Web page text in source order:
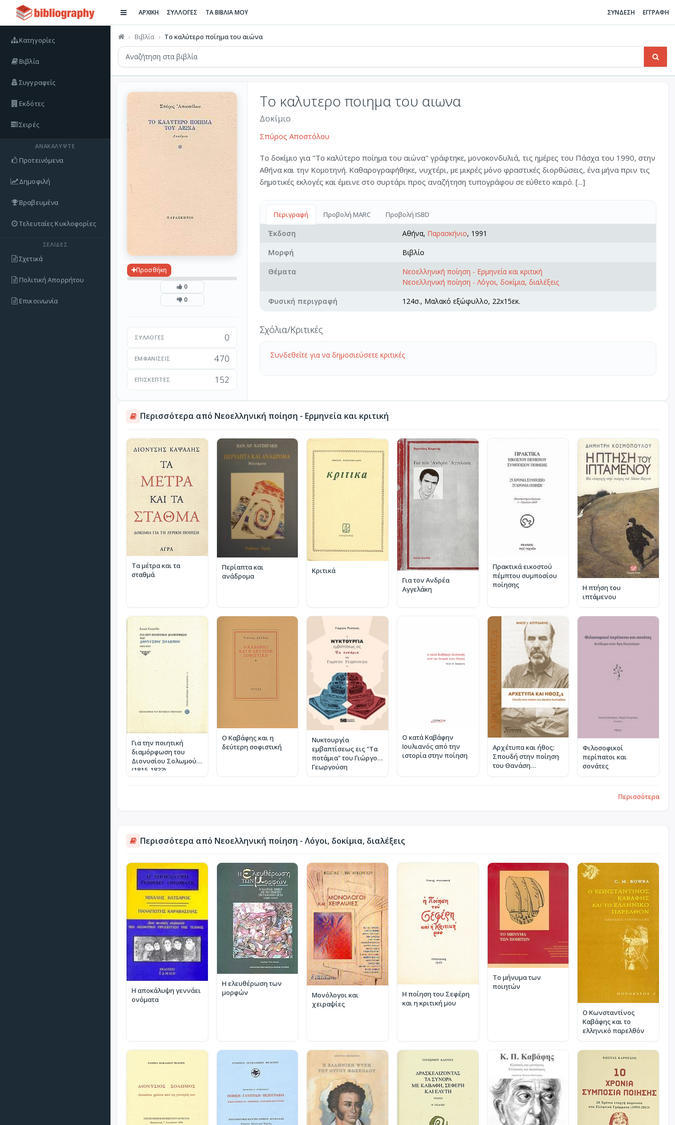
Κατηγορίες
Βιβλία
Συγγραφείς
Εκδότες
Σειρές
ΑΝΑΚΑΛΎΨΤΕ
Προτεινόμενα
Δημοφιλή
Βραβευμένα
Τελευταίες Κυκλοφορίες
ΣΕΛΊΔΕΣ
Σχετικά
Πολιτική Απορρήτου
Επικοινωνία
ΑΡΧΙΚΗ ΣΥΛΛΟΓΕΣ ΤΑ ΒΙΒΛΙΑ ΜΟΥ ΣΥΝΔΕΣΗ ΕΓΓΡΑΦΗ
Βιβλία Το καλύτερο ποίημα του αιώνα
Προσθήκη
0
0
ΣΥΛΛΟΓΈΣ 0
ΕΜΦΑΝΊΣΕΙΣ 470
ΕΠΙΣΚΈΠΤΕΣ 152
Το καλυτερο ποιημα του αιωνα
Δοκίμιο
Σπύρος Αποστόλου
Το δοκίμιο για "Το καλύτερο ποίημα του αιώνα" γράφτηκε, μονοκονδυλιά, τις ημέρες του Πάσχα του 1990, στην
Αθήνα και την Κομοτηνή. Καθαρογραφήθηκε, νυχτέρι, με μικρές μόνο φραστικές διορθώσεις, ένα μήνα πριν τις
δημοτικές εκλογές και έμεινε στο συρτάρι προς αναζήτηση τυπογράφου σε εύθετο καιρό. [...]
Περιγραφή Προβολή MARC Προβολή ISBD
Έκδοση Αθήνα, Παρασκήνιο, 1991
Μορφή
Βιβλίο
Θέματα
Νεοελληνική ποίηση - Ερμηνεία και κριτική
Νεοελληνική ποίηση - Λόγοι, δοκίμια, διαλέξεις
Φυσική περιγραφή
124σ., Μαλακό εξώφυλλο, 22x15εκ.
Σχόλια/Κριτικές
Συνδεθείτε για να δημοσιεύσετε κριτικές
Περισσότερα από Νεοελληνική ποίηση - Ερμηνεία και κριτική
Τα μέτρα και τα
σταθμά
Περίαπτα και
ανάδρομα
Κριτικά
Για τον Ανδρέα
Αγγελάκη
Πρακτικά εικοστού
πέμπτου συμποσίου
ποίησης
Η πτήση του
ιπτάμενου
Για την ποιητική
διαμόρφωση του
Διονυσίου Σολωμού
(1815-1833)
Ο Καβάφης και η
δεύτερη σοφιστική
Νυκτουργία
εμβαπτίσεως εις "Τα
ποτάμια" του Γιώργου
Γεωργούση
Ο κατά Καβάφην
Ιουλιανός από την
ιστορία στην ποίηση
Αρχέτυπα και ήθος:
Σπουδή στην ποίηση
του Θανάση
Φιλοσοφικοί
περίπατοι και
σονάτες
Περισσότερα
Περισσότερα από Νεοελληνική ποίηση - Λόγοι, δοκίμια, διαλέξεις
Η αποκάλυψη γεννάει
ονόματα
Η ελευθέρωση των
μορφών
Μονόλογοι και
χειραψίες
Η ποίηση του Σεφέρη
και η κριτική μου
Το μήνυμα των
ποιητών
Ο Κωνσταντίνος
Καβάφης και το
ελληνικό παρελθόν